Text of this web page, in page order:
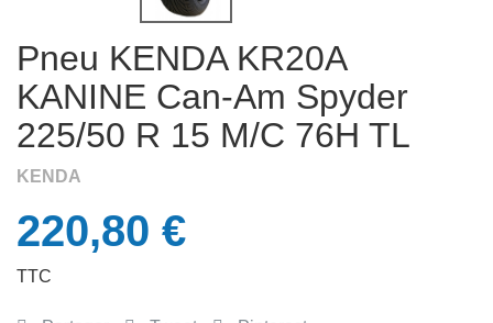
Pneu KENDA KR20A
KANINE Can-Am Spyder
225/50 R 15 M/C 76H TL
KENDA
220,80 €
TTC